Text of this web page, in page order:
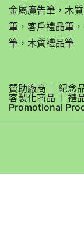
金屬廣告筆，木
筆，客戶禮品筆
筆，木質禮品筆
贊助廠商 紀念
客製化商品
禮
Promotional